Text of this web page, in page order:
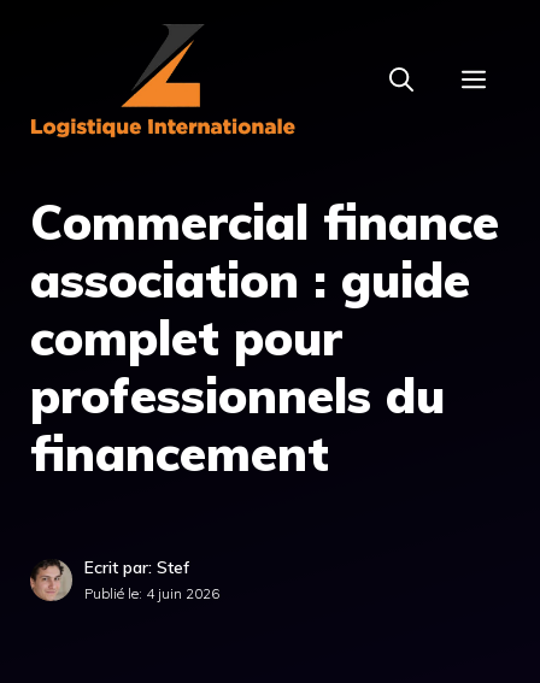
Commercial finance
association : guide
complet pour
professionnels du
financement
Ecrit par: Stef
Publié le: 4 juin 2026